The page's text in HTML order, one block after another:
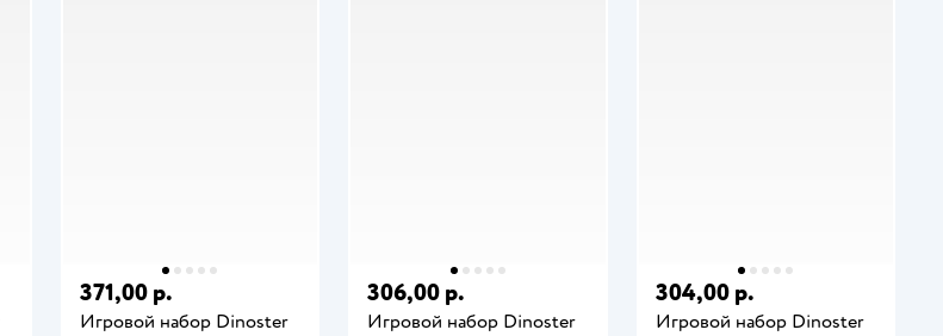
371,00 р.
Игровой набор Dinoster
306,00 р.
Игровой набор Dinoster
304,00 р.
Игровой набор Dinoster